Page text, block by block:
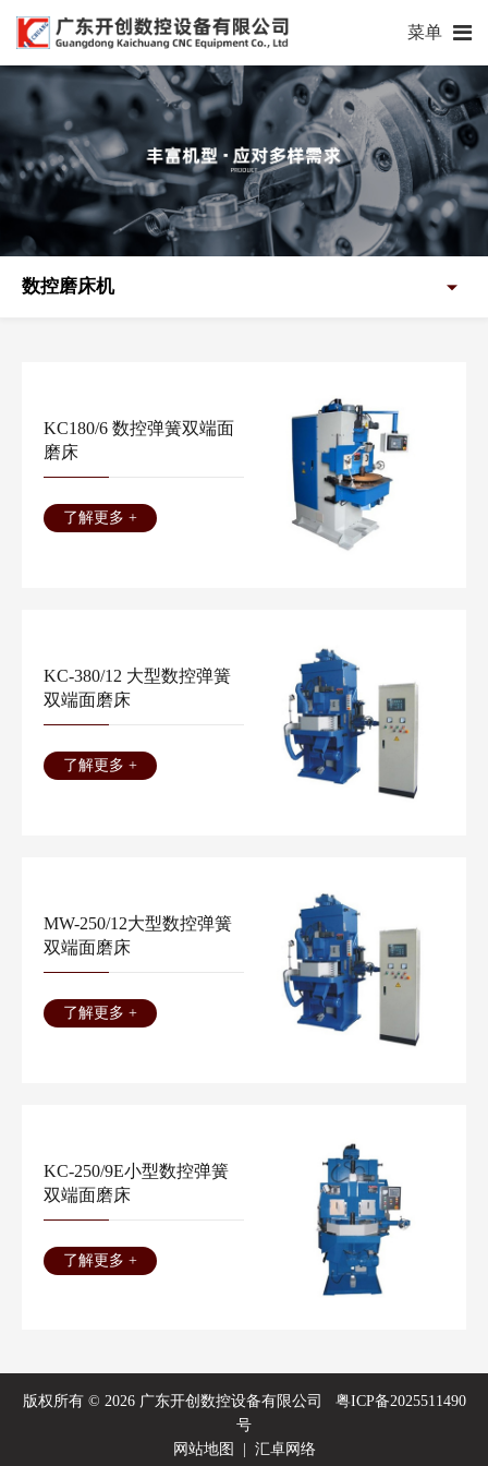
菜单
数控磨床机
KC180/6 数控弹簧双端面
磨床
了解更多 +
KC-380/12 大型数控弹簧
双端面磨床
了解更多 +
MW-250/12大型数控弹簧
双端面磨床
了解更多 +
KC-250/9E小型数控弹簧
双端面磨床
了解更多 +
版权所有 © 2026 广东开创数控设备有限公司 粤ICP备2025511490
号
网站地图
汇卓网络